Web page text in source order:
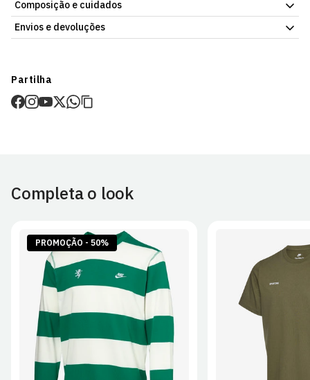
Lenço Esticca Listado Claro em tecido leve e fluido,
perfeito para os dias de sol e praia.
Composição e cuidados
Envios e devoluções
Prazo estimado de entrega varia consoante o destino e método
de envio.
Artigos personalizados não podem ser devolvidos.
de EnvioeDevoluções
Partilha
Completa o look
PROMOÇÃO - 50%
S XL 2XL